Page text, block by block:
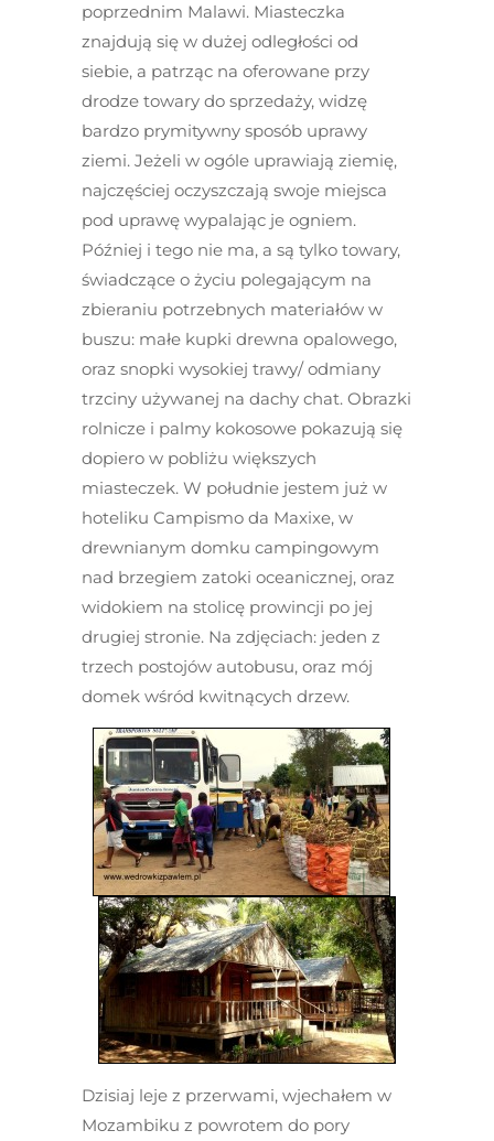
poprzednim Malawi. Miasteczka
znajdują się w dużej odległości od
siebie, a patrząc na oferowane przy
drodze towary do sprzedaży, widzę
bardzo prymitywny sposób uprawy
ziemi. Jeżeli w ogóle uprawiają ziemię,
najczęściej oczyszczają swoje miejsca
pod uprawę wypalając je ogniem.
Później i tego nie ma, a są tylko towary,
świadczące o życiu polegającym na
zbieraniu potrzebnych materiałów w
buszu: małe kupki drewna opalowego,
oraz snopki wysokiej trawy/ odmiany
trzciny używanej na dachy chat. Obrazki
rolnicze i palmy kokosowe pokazują się
dopiero w pobliżu większych
miasteczek. W południe jestem już w
hoteliku Campismo da Maxixe, w
drewnianym domku campingowym
nad brzegiem zatoki oceanicznej, oraz
widokiem na stolicę prowincji po jej
drugiej stronie. Na zdjęciach: jeden z
trzech postojów autobusu, oraz mój
domek wśród kwitnących drzew.
Dzisiaj leje z przerwami, wjechałem w
Mozambiku z powrotem do pory